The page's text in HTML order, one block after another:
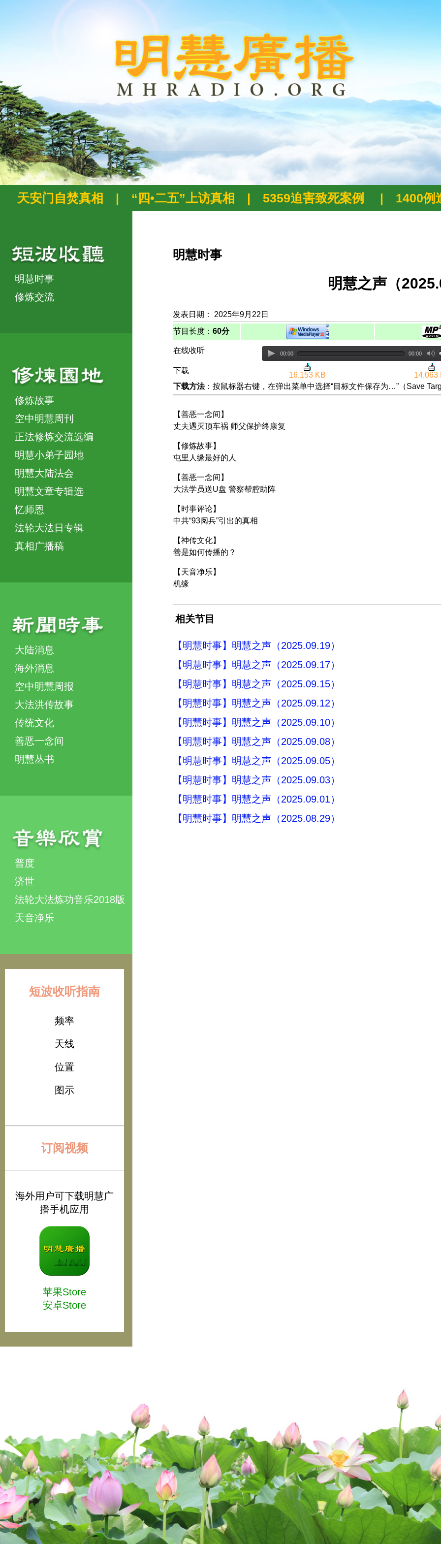
天安门自焚真相 | “四•二五”上访真相 | 5359迫害致死案例 | 1400例
明慧时事
修炼交流
修炼故事
空中明慧周刊
正法修炼交流选编
明慧小弟子园地
明慧大陆法会
明慧文章专辑选
忆师恩
法轮大法日专辑
真相广播稿
大陆消息
海外消息
空中明慧周报
大法洪传故事
传统文化
善恶一念间
明慧丛书
普度
济世
法轮大法炼功音乐2018版
天音净乐
短波收听指南
频率
天线
位置
图示
订阅视频
海外用户可下载明慧广
播手机应用
苹果Store
安卓Store
明慧时事
明慧之声（
发表日期： 2025年9月22日
节目长度： 60分
在线收听 00:00 00:00
下载
16,153 KB
14,063
下载方法：按鼠标器右键，在弹出菜单中选择“目标文件保存为…”（Save
【善恶一念间】
丈夫遇灭顶车祸 师父保护终康复
【修炼故事】
屯里人缘最好的人
【善恶一念间】
大法学员送U盘 警察帮腔助阵
【时事评论】
中共“93阅兵”引出的真相
【神传文化】
善是如何传播的？
【天音净乐】
机缘
相关节目
【明慧时事】明慧之声（2025.09.19）
【明慧时事】明慧之声（2025.09.17）
【明慧时事】明慧之声（2025.09.15）
【明慧时事】明慧之声（2025.09.12）
【明慧时事】明慧之声（2025.09.10）
【明慧时事】明慧之声（2025.09.08）
【明慧时事】明慧之声（2025.09.05）
【明慧时事】明慧之声（2025.09.03）
【明慧时事】明慧之声（2025.09.01）
【明慧时事】明慧之声（2025.08.29）